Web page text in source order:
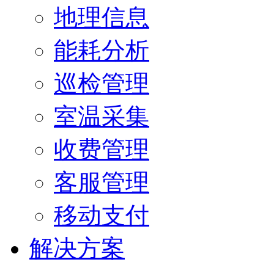
地理信息
能耗分析
巡检管理
室温采集
收费管理
客服管理
移动支付
解决方案